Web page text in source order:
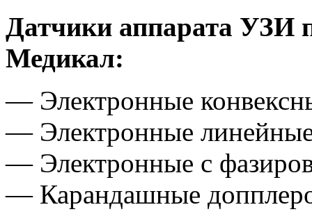
Датчики аппарата УЗИ
Медикал:
— Электронные
— Электронные
— Электронные с
— Карандашные